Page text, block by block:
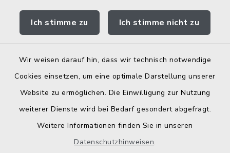
Ich stimme zu Ich stimme nicht zu
Wir weisen darauf hin, dass wir technisch notwendige
Cookies einsetzen, um eine optimale Darstellung unserer
Website zu ermöglichen. Die Einwilligung zur Nutzung
weiterer Dienste wird bei Bedarf gesondert abgefragt.
Weitere Informationen finden Sie in unseren
Datenschutzhinweisen.
Barrierefreiheit
Elektronische Zugangseröffnung
Impressum